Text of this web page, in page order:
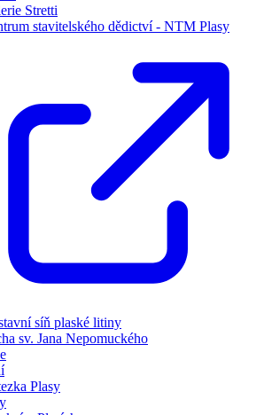
Stretti
stavitelského dědictví - NTM Plasy
síň plaské litiny
sv. Jana Nepomuckého
Plasy